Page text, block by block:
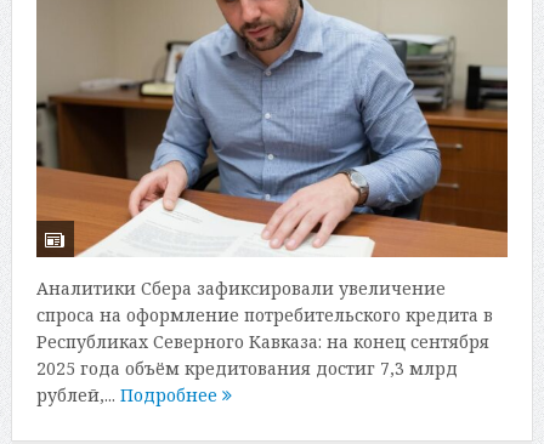
Аналитики Сбера зафиксировали увеличение
спроса на оформление потребительского кредита в
Республиках Северного Кавказа: на конец сентября
2025 года объём кредитования достиг 7,3 млрд
рублей,... Подробнее